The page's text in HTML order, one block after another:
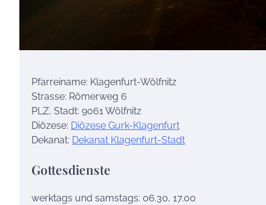
Pfarreiname: Klagenfurt-Wölfnitz
Strasse: Römerweg 6
PLZ, Stadt: 9061 Wölfnitz
Diözese: Diözese Gurk-Klagenfurt
Dekanat: Dekanat Klagenfurt-Stadt
Gottesdienste
werktags und samstags: 06.30, 17.00